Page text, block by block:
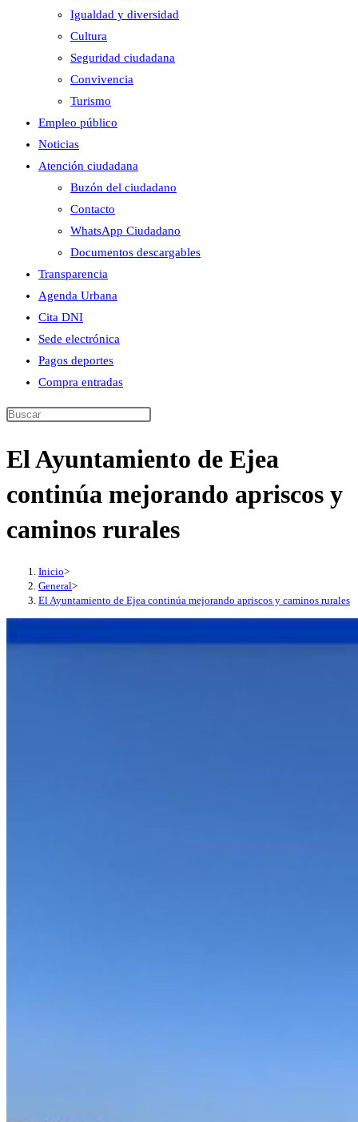
Igualdad y diversidad
Cultura
Seguridad ciudadana
Convivencia
Turismo
Empleo público
Noticias
Atención ciudadana
Buzón del ciudadano
Contacto
WhatsApp Ciudadano
Documentos descargables
Transparencia
Agenda Urbana
Cita DNI
Sede electrónica
Pagos deportes
Compra entradas
Buscar
esta
El Ayuntamiento de Ejea
continúa mejorando apriscos y
caminos rurales
Inicio>
General>
El Ayuntamiento de Ejea continúa mejorando apriscos y caminos rurales